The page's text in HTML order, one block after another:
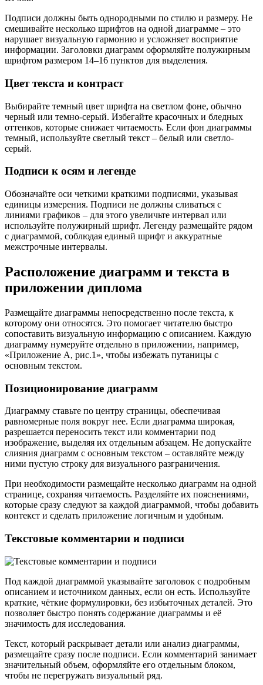
Подписи должны быть однородными по стилю и размеру. Не
смешивайте несколько шрифтов на одной диаграмме – это
нарушает визуальную гармонию и усложняет восприятие
информации. Заголовки диаграмм оформляйте полужирным
шрифтом размером 14–16 пунктов для выделения.
Цвет текста и контраст
Выбирайте темный цвет шрифта на светлом фоне, обычно
черный или темно-серый. Избегайте красочных и бледных
оттенков, которые снижает читаемость. Если фон диаграммы
темный, используйте светлый текст – белый или светло-
серый.
Подписи к осям и легенде
Обозначайте оси четкими краткими подписями, указывая
единицы измерения. Подписи не должны сливаться с
линиями графиков – для этого увеличьте интервал или
используйте полужирный шрифт. Легенду размещайте рядом
с диаграммой, соблюдая единый шрифт и аккуратные
межстрочные интервалы.
Расположение диаграмм и текста в
приложении диплома
Размещайте диаграммы непосредственно после текста, к
которому они относятся. Это помогает читателю быстро
сопоставить визуальную информацию с описанием. Каждую
диаграмму нумеруйте отдельно в приложении, например,
«Приложение А, рис.1», чтобы избежать путаницы с
основным текстом.
Позиционирование диаграмм
Диаграмму ставьте по центру страницы, обеспечивая
равномерные поля вокруг нее. Если диаграмма широкая,
разрешается переносить текст или комментарии под
изображение, выделяя их отдельным абзацем. Не допускайте
слияния диаграмм с основным текстом – оставляйте между
ними пустую строку для визуального разграничения.
При необходимости размещайте несколько диаграмм на одной
странице, сохраняя читаемость. Разделяйте их пояснениями,
которые сразу следуют за каждой диаграммой, чтобы добавить
контекст и сделать приложение логичным и удобным.
Текстовые комментарии и подписи
Под каждой диаграммой указывайте заголовок с подробным
описанием и источником данных, если он есть. Используйте
краткие, чёткие формулировки, без избыточных деталей. Это
позволяет быстро понять содержание диаграммы и её
значимость для исследования.
Текст, который раскрывает детали или анализ диаграммы,
размещайте сразу после подписи. Если комментарий занимает
значительный объем, оформляйте его отдельным блоком,
чтобы не перегружать визуальный ряд.